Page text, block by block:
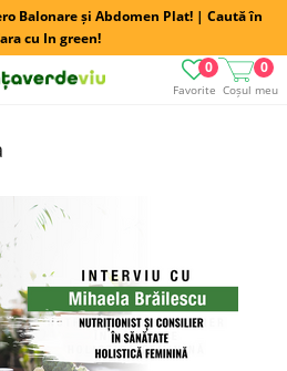
Balonare și Abdomen Plat! | Caută în
cu In green!
Favorite
0
Coșul meu
0